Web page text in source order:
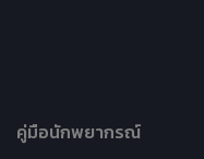
คู่มือนักพยากรณ์